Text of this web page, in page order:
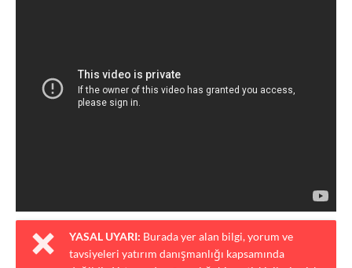
YASAL UYARI: Burada yer alan bilgi, yorum ve
tavsiyeleri yatırım danışmanlığı kapsamında